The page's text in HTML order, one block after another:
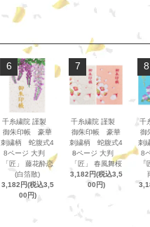
6
千糸繍院 謹製
御朱印帳 豪華
刺繍柄 蛇腹式4
8ページ 大判
「匠」 藤花酔恋
(白箔散)
3,182円(税込3,5
00円)
7
千糸繍院 謹製
御朱印帳 豪華
刺繍柄 蛇腹式4
8ページ 大判
「匠」 春風舞桜
3,182円(税込3,5
00円)
8
千
御
刺
8